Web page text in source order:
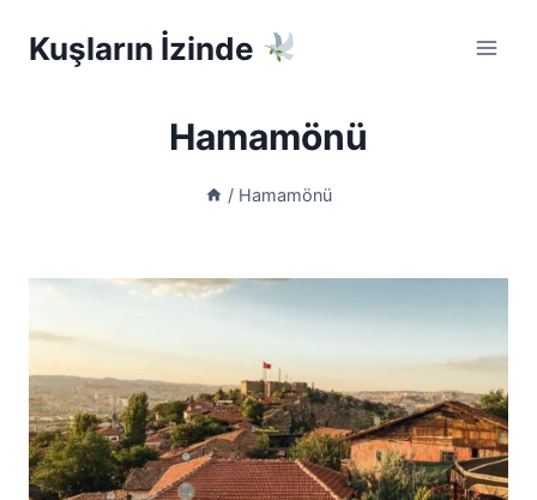
Kuşların İzinde
Hamamönü
/ Hamamönü